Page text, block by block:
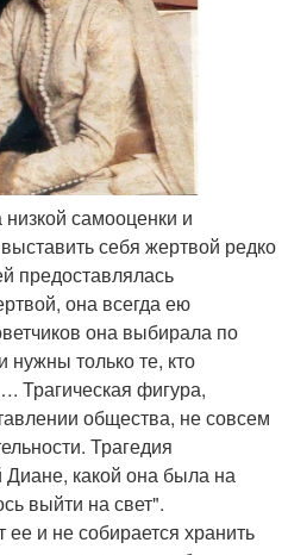
самооценки и
себя жертвой редко
предоставлялась
она всегда ею
она выбирала по
только те, кто
Трагическая фигура,
общества, не совсем
Трагедия
Диане, какой она была на
выйти на свет".
и не собирается хранить